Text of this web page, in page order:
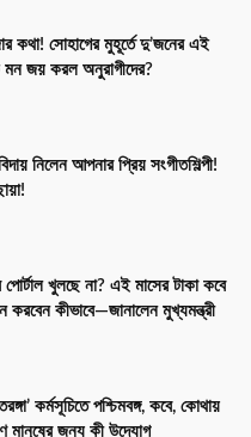
কথা! সোহাগের মুহূর্তে দু’জনের এই
মন জয় করল অনুরাগীদের?
নিলেন আপনার প্রিয় সংগীতশিল্পী!
পোর্টাল খুলছে না? এই মাসের টাকা কবে
করবেন কীভাবে—জানালেন মুখ্যমন্ত্রী
কর্মসূচিতে পশ্চিমবঙ্গ, কবে, কোথায়
মানুষের জন্য কী উদ্যোগ